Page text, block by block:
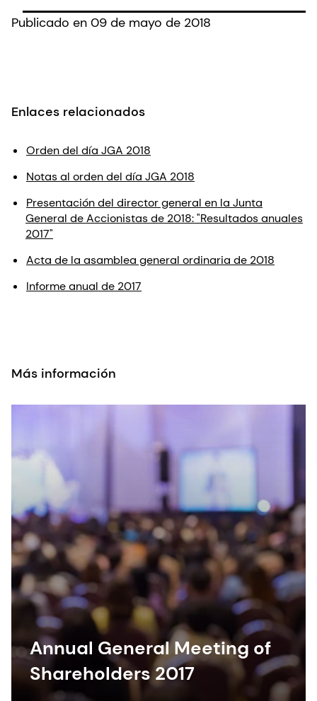
Publicado en 09 de mayo de 2018
Enlaces relacionados
Orden del día JGA 2018
Notas al orden del día JGA 2018
Presentación del director general en la Junta
General de Accionistas de 2018: "Resultados anuales
2017"
Acta de la asamblea general ordinaria de 2018
Informe anual de 2017
Más información
Annual General Meeting of
Shareholders 2017